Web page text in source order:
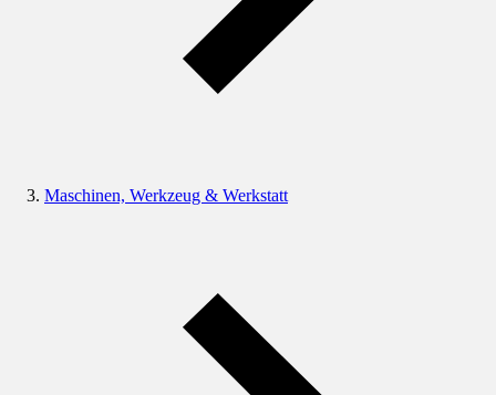
Maschinen, Werkzeug & Werkstatt